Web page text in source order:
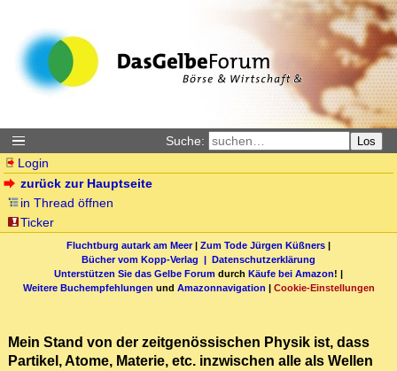
Suche: Los
Login
zurück zur Hauptseite
in Thread öffnen
Ticker
Fluchtburg autark am Meer| Zum Tode Jürgen Küßners |
Bücher vom Kopp-Verlag | Datenschutzerklärung
Unterstützen Sie das Gelbe Forum durch Käufe bei Amazon! |
Weitere Buchempfehlungen und Amazonnavigation | Cookie-Einstellungen
Mein Stand von der zeitgenössischen Physik ist, dass
Partikel, Atome, Materie, etc. inzwischen alle als Wellen